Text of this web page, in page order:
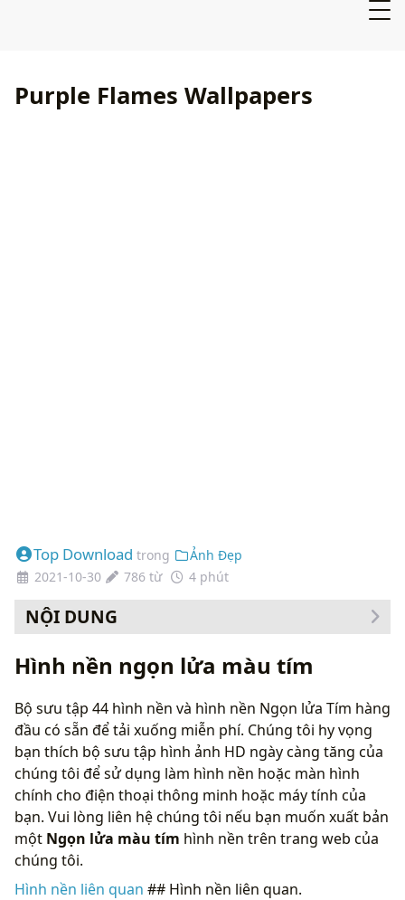
Purple Flames Wallpapers
Top Download trong
Ảnh Đẹp
2021-10-30
786 từ 4 phút
NỘI DUNG
Hình nền ngọn lửa màu tím
Bộ sưu tập 44 hình nền và hình nền Ngọn lửa Tím hàng
đầu có sẵn để tải xuống miễn phí. Chúng tôi hy vọng
bạn thích bộ sưu tập hình ảnh HD ngày càng tăng của
chúng tôi để sử dụng làm hình nền hoặc màn hình
chính cho điện thoại thông minh hoặc máy tính của
bạn. Vui lòng liên hệ chúng tôi nếu bạn muốn xuất bản
một Ngọn lửa màu tím hình nền trên trang web của
chúng tôi.
Hình nền liên quan ## Hình nền liên quan.